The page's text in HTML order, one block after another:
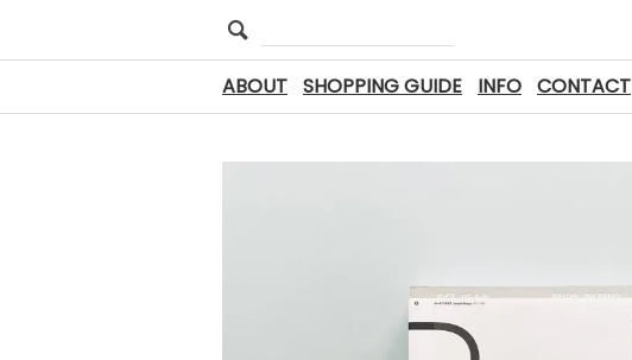
ABOUT SHOPPING GUIDE INFO CONTACT